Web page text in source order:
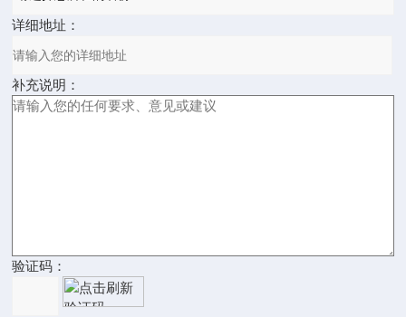
详细地址：
补充说明：
验证码：